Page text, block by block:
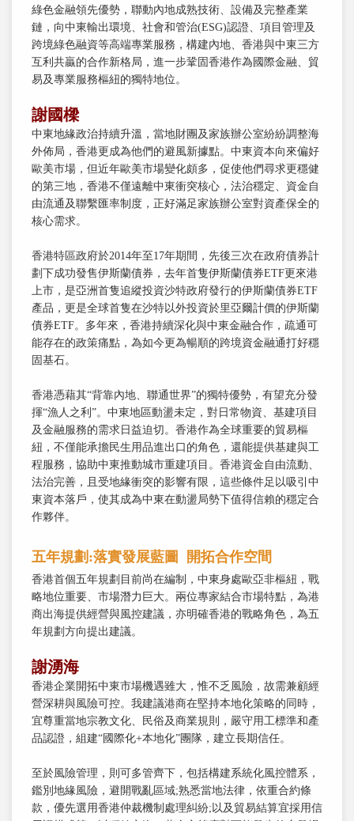
綠色金融領先優勢，聯動內地成熟技術、設備及完整產業
鏈，向中東輸出環境、社會和管治(ESG)認證、項目管理及
跨境綠色融資等高端專業服務，構建內地、香港與中東三方
互利共贏的合作新格局，進一步鞏固香港作為國際金融、貿
易及專業服務樞紐的獨特地位。
謝國樑
中東地緣政治持續升溫，當地財團及家族辦公室紛紛調整海
外佈局，香港更成為他們的避風新據點。中東資本向來偏好
歐美市場，但近年歐美市場變化頗多，促使他們尋求更穩健
的第三地，香港不僅遠離中東衝突核心，法治穩定、資金自
由流通及聯繫匯率制度，正好滿足家族辦公室對資產保全的
核心需求。
香港特區政府於2014年至17年期間，先後三次在政府債券計
劃下成功發售伊斯蘭債券，去年首隻伊斯蘭債券ETF更來港
上市，是亞洲首隻追縱投資沙特政府發行的伊斯蘭債券ETF
產品，更是全球首隻在沙特以外投資於里亞爾計價的伊斯蘭
債券ETF。多年來，香港持續深化與中東金融合作，疏通可
能存在的政策痛點，為如今更為暢順的跨境資金融通打好穩
固基石。
香港憑藉其“背靠內地、聯通世界”的獨特優勢，有望充分發
揮“漁人之利”。中東地區動盪未定，對日常物資、基建項目
及金融服務的需求日益迫切。香港作為全球重要的貿易樞
紐，不僅能承擔民生用品進出口的角色，還能提供基建與工
程服務，協助中東推動城市重建項目。香港資金自由流動、
法治完善，且受地緣衝突的影響有限，這些條件足以吸引中
東資本落戶，使其成為中東在動盪局勢下值得信賴的穩定合
作夥伴。
五年規劃:落實發展藍圖 開拓合作空間
香港首個五年規劃目前尚在編制，中東身處歐亞非樞紐，戰
略地位重要、市場潛力巨大。兩位專家結合市場特點，為港
商出海提供經營與風控建議，亦明確香港的戰略角色，為五
年規劃方向提出建議。
謝湧海
香港企業開拓中東市場機遇雖大，惟不乏風險，故需兼顧經
營深耕與風險可控。我建議港商在堅持本地化策略的同時，
宜尊重當地宗教文化、民俗及商業規則，嚴守用工標準和產
品認證，組建“國際化+本地化”團隊，建立長期信任。
至於風險管理，則可多管齊下，包括構建系統化風控體系，
鑑別地緣風險，避開戰亂區域;熟悉當地法律，依重合約條
款，優先選用香港仲裁機制處理糾紛;以及貿易結算宜採用信